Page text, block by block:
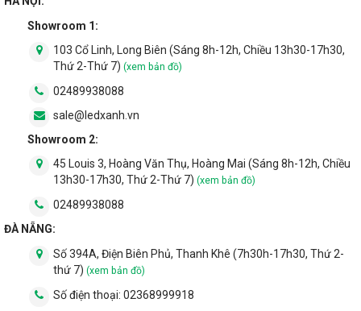
Showroom 1:
103 Cổ Linh, Long Biên (Sáng 8h-12h, Chiều 13h30-17h30,
Thứ 2-Thứ 7) (xem bản đồ)
02489938088
sale@ledxanh.vn
Showroom 2:
45 Louis 3, Hoàng Văn Thụ, Hoàng Mai (Sáng 8h-12h, Chiều
13h30-17h30, Thứ 2-Thứ 7) (xem bản đồ)
02489938088
ĐÀ NẴNG:
Số 394A, Điện Biên Phủ, Thanh Khê (7h30h-17h30, Thứ 2-
thứ 7) (xem bản đồ)
Số điện thoại: 02368999918